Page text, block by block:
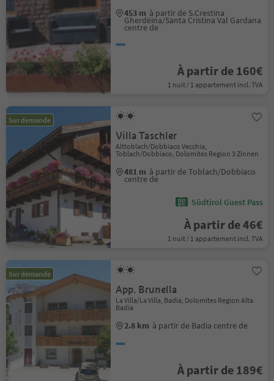
453 m à partir de S.Crestina
Gherdëina/Santa Cristina Val Gardana
centre de
À partir de 160€
1 nuit / 1 appartement incl. TVA
Sur demande
Villa Taschler
Alttoblach/Dobbiaco Vecchia,
Toblach/Dobbiaco, Dolomites Region 3 Zinnen
481 m à partir de Toblach/Dobbiaco
centre de
Südtirol Guest Pass
À partir de 46€
1 nuit / 1 appartement incl. TVA
Sur demande
App. Brunella
La Villa/La Villa, Badia, Dolomites Region Alta
Badia
2.8 km à partir de Badia centre de
À partir de 189€